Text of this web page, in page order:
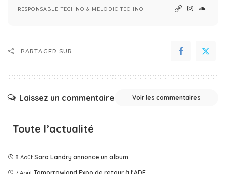
RESPONSABLE TECHNO & MELODIC TECHNO
PARTAGER SUR
Laissez un commentaire Voir les commentaires
Toute l’actualité
8 Août Sara Landry annonce un album